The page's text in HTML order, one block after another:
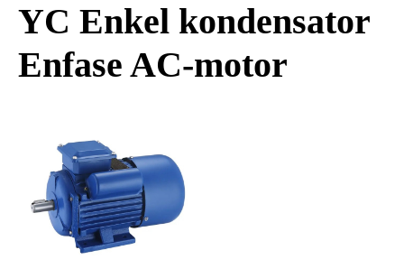
YC Enkel kondensator
Enfase AC-motor